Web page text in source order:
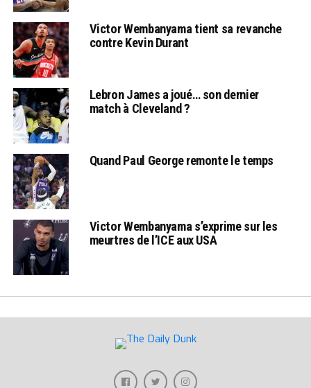
Victor Wembanyama tient sa revanche
contre Kevin Durant
Lebron James a joué… son dernier
match à Cleveland ?
Quand Paul George remonte le temps
Victor Wembanyama s’exprime sur les
meurtres de l’ICE aux USA